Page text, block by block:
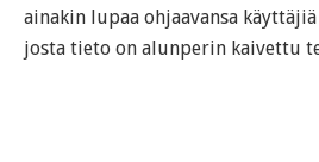
ainakin lupaa ohjaavansa
josta tieto on alunperin kaivettu